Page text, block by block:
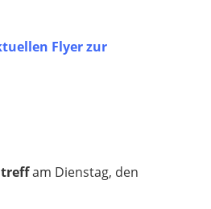
Flyer zur
am Dienstag, den